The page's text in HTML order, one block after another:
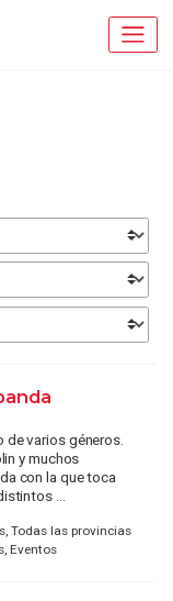
varios géneros.
y muchos
con la que toca
...
Todas las provincias
Eventos